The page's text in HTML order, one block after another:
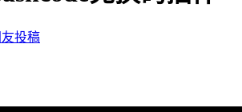
友投稿